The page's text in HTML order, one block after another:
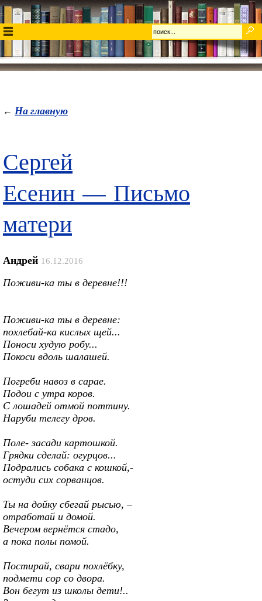
← На главную
Сергей
Есенин — Письмо
матери
Андрей 16.12.2016
Поживи-ка ты в деревне!!!
Поживи-ка ты в деревне:
похлебай-ка кислых щей...
Поноси худую робу...
Покоси вдоль шалашей.
Погреби навоз в сарае.
Подои с утра коров.
С лошадей отмой поттину.
Наруби телегу дров.
Поле- засади картошкой.
Грядки сделай: огурцов...
Подрались собака с кошкой,-
остуди сих сорванцов.
Ты на дойку сбегай рысью, –
отработай и домой.
Вечером вернётся стадо,
а пока полы помой.
Постирай, свари похлёбку,
подмети сор со двора.
Вон бегут из школы дети!..